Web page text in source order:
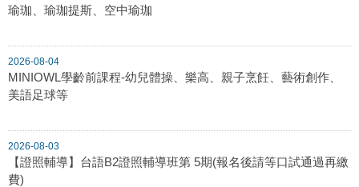
瑜珈、瑜珈提斯、空中瑜珈
2026-08-04
MINIOWL學齡前課程-幼兒體操、樂高、親子烹飪、藝術創作、
美語足球等
2026-08-03
【證照輔導】台語B2證照輔導班第 5期(報名後請等口試通過再繳
費)